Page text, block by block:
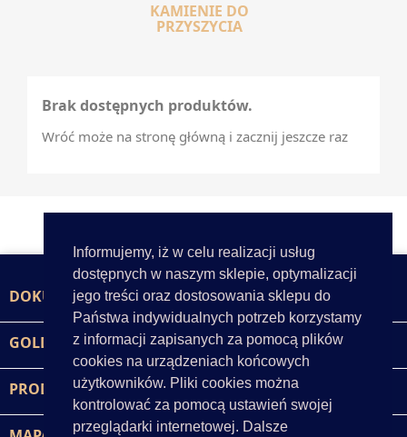
Informujemy, iż w celu realizacji usług
dostępnych w naszym sklepie, optymalizacji
jego treści oraz dostosowania sklepu do
Państwa indywidualnych potrzeb korzystamy
z informacji zapisanych za pomocą plików
cookies na urządzeniach końcowych
użytkowników. Pliki cookies można
kontrolować za pomocą ustawień swojej
przeglądarki internetowej. Dalsze
KAMIENIE DO
PRZYSZYCIA
Brak dostępnych produktów.
Wróć może na stronę główną i zacznij jeszcze raz
DOKUMENTY
GOLD-POL
PRODUKTY